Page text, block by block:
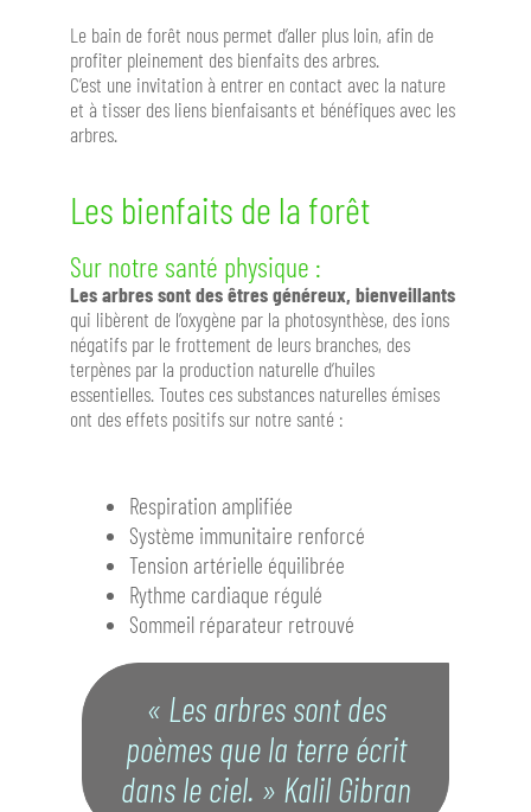
Le bain de forêt nous permet d’aller plus loin, afin de
profiter pleinement des bienfaits des arbres.
C’est une invitation à entrer en contact avec la nature
et à tisser des liens bienfaisants et bénéfiques avec les
arbres.
Les bienfaits de la forêt
Sur notre santé physique :
Les arbres sont des êtres généreux, bienveillants
qui libèrent de l’oxygène par la photosynthèse, des ions
négatifs par le frottement de leurs branches, des
terpènes par la production naturelle d’huiles
essentielles. Toutes ces substances naturelles émises
ont des effets positifs sur notre santé :
Respiration amplifiée
Système immunitaire renforcé
Tension artérielle équilibrée
Rythme cardiaque régulé
Sommeil réparateur retrouvé
« Les arbres sont des
poèmes que la terre écrit
dans le ciel. » Kalil Gibran